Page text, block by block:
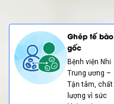
Ghép tế bào
gốc
Bệnh viện Nhi
Trung ương –
Tận tâm, chất
lượng vì sức